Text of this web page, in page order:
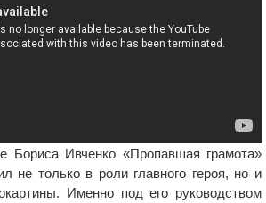
Бориса Ивченко «Пропавшая грамота»
не только в роли главного героя, но и
Именно под его руководством